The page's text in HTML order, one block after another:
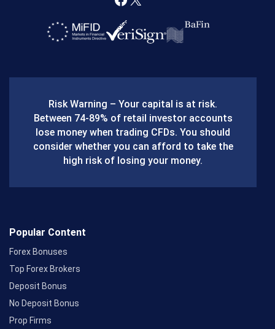
F
a
o
o
k
X
Risk Warning – Your capital is at risk.
Between 74-89% of retail investor accounts
lose money when trading CFDs. You should
consider whether you can afford to take the
high risk of losing your money.
Popular Content
Forex Bonuses
Top Forex Brokers
Deposit Bonus
No Deposit Bonus
Prop Firms